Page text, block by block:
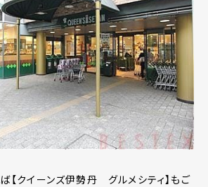
【クイーンズ伊勢丹 グルメシティ】もご